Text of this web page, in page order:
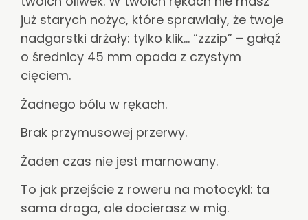
już starych nożyc, które sprawiały, że twoje
nadgarstki drżały: tylko klik… “zzzip” – gałąź
o średnicy 45 mm opada z czystym
cięciem.
Żadnego bólu w rękach.
Brak przymusowej przerwy.
Żaden czas nie jest marnowany.
To jak przejście z roweru na motocykl: ta
sama droga, ale docierasz w mig.